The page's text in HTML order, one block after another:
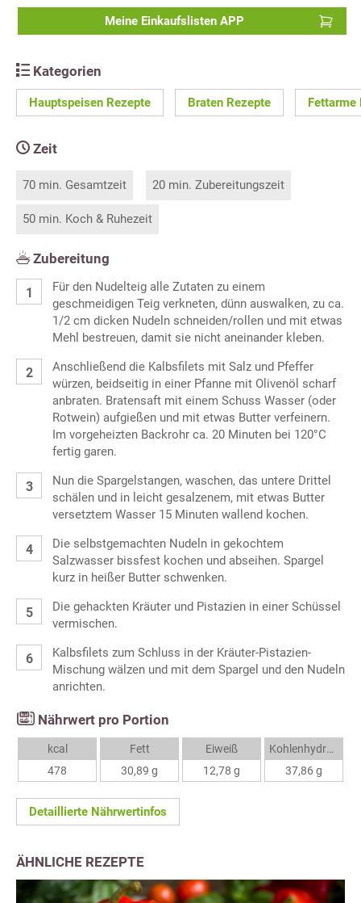
Meine Einkaufslisten APP
Kategorien
Hauptspeisen Rezepte Braten Rezepte Fettarme
Zeit
70 min. Gesamtzeit 20 min. Zubereitungszeit
50 min. Koch & Ruhezeit
Zubereitung
Für den Nudelteig alle Zutaten zu einem
geschmeidigen Teig verkneten, dünn auswalken, zu ca.
1/2 cm dicken Nudeln schneiden/rollen und mit etwas
Mehl bestreuen, damit sie nicht aneinander kleben.
Anschließend die Kalbsfilets mit Salz und Pfeffer
würzen, beidseitig in einer Pfanne mit Olivenöl scharf
anbraten. Bratensaft mit einem Schuss Wasser (oder
Rotwein) aufgießen und mit etwas Butter verfeinern.
Im vorgeheizten Backrohr ca. 20 Minuten bei 120°C
fertig garen.
Nun die Spargelstangen, waschen, das untere Drittel
schälen und in leicht gesalzenem, mit etwas Butter
versetztem Wasser 15 Minuten wallend kochen.
Die selbstgemachten Nudeln in gekochtem
Salzwasser bissfest kochen und abseihen. Spargel
kurz in heißer Butter schwenken.
Die gehackten Kräuter und Pistazien in einer Schüssel
vermischen.
Kalbsfilets zum Schluss in der Kräuter-Pistazien-
Mischung wälzen und mit dem Spargel und den Nudeln
anrichten.
Nährwert pro Portion
kcal
478
Fett
30,89 g
Eiweiß
12,78 g
Kohlenhydrate
37,86 g
Detaillierte Nährwertinfos
ÄHNLICHE REZEPTE